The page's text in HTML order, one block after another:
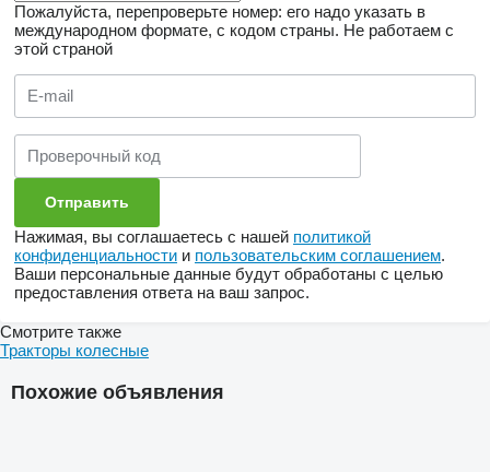
Пожалуйста, перепроверьте номер: его надо указать в
международном формате, с кодом страны. Не работаем с
этой страной
Нажимая, вы соглашаетесь с нашей политикой
конфиденциальности и пользовательским соглашением.
Ваши персональные данные будут обработаны с целью
предоставления ответа на ваш запрос.
Похожие объявления
Смотрите также
Тракторы колесные